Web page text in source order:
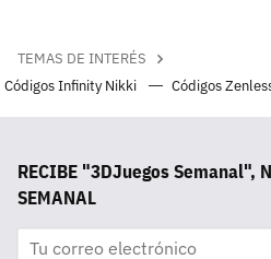
TEMAS DE INTERÉS
Códigos Infinity Nikki
Códigos
RECIBE "3DJuegos Semanal",
SEMANAL